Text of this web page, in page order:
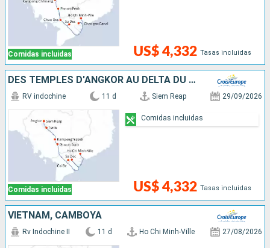
Comidas incluidas US$ 4,332 Tasas incluidas
DES TEMPLES D'ANGKOR AU DELTA DU MÉKONG
Comidas incluidas
RV indochine 11 d Siem Reap 29/09/2026
US$ 4,332 Tasas incluidas
Comidas incluidas
VIETNAM, CAMBOYA
Rv Indochine II 11 d Ho Chi Minh-Ville 27/08/2026